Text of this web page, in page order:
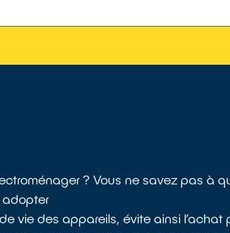
? Vous ne savez pas à
adopter
vie des appareils, évite ainsi